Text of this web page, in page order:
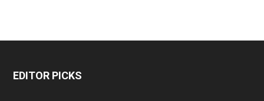
siteler
EDITOR PICKS